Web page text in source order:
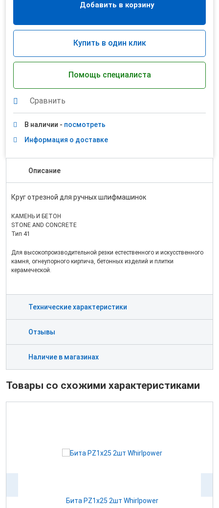
Добавить в корзину
Купить в один клик
Помощь специалиста
Сравнить
В наличии - посмотреть
Информация о доставке
Описание
Круг отрезной для ручных шлифмашинок
КАМЕНЬ И БЕТОН
STONE AND CONCRETE
Тип 41
Для высокопроизводительной резки естественного и искусственного
камня, огнеупорного кирпича, бетонных изделий и плитки
керамеческой.
Технические характеристики
Отзывы
Наличие в магазинах
Товары со схожими характеристиками
Бита РZ1х25 2шт Whirlpower